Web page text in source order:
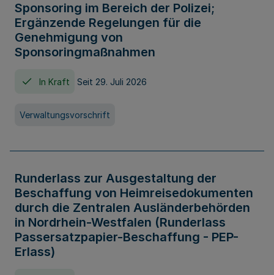
Sponsoring im Bereich der Polizei;
Ergänzende Regelungen für die
Genehmigung von
Sponsoringmaßnahmen
In Kraft Seit 29. Juli 2026
Verwaltungsvorschrift
Runderlass zur Ausgestaltung der
Beschaffung von Heimreisedokumenten
durch die Zentralen Ausländerbehörden
in Nordrhein-Westfalen (Runderlass
Passersatzpapier-Beschaffung - PEP-
Erlass)